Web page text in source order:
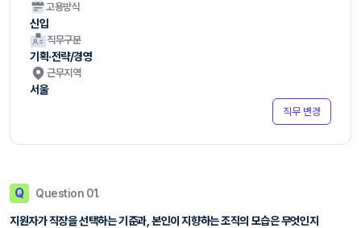
고용방식
신입
직무구분
기획·전략/경영
근무지역
서울
직무 변경
Q Question 01.
지원자가 직장을 선택하는 기준과, 본인이 지향하는 조직의 모습은 무엇인지